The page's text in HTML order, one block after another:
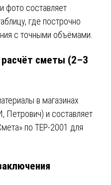
фото составляет
где построчно
с точными объёмами.
сметы (2–3
в магазинах
и составляет
по ТЕР-2001 для